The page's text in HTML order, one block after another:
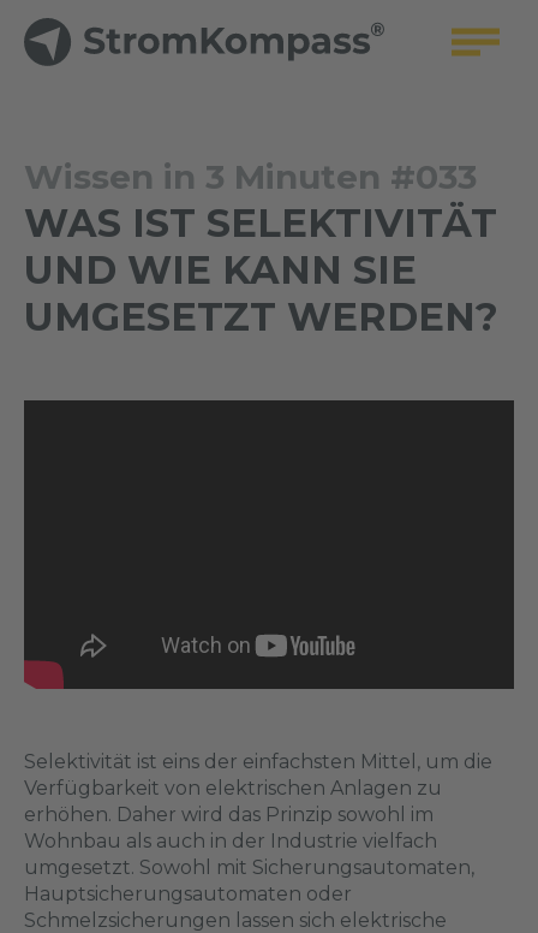
Wissen in 3 Minuten #033
WAS IST SELEKTIVITÄT
UND WIE KANN SIE
UMGESETZT WERDEN?
Selektivität ist eins der einfachsten Mittel, um die
Verfügbarkeit von elektrischen Anlagen zu
erhöhen. Daher wird das Prinzip sowohl im
Wohnbau als auch in der Industrie vielfach
umgesetzt. Sowohl mit Sicherungsautomaten,
Hauptsicherungsautomaten oder
Schmelzsicherungen lassen sich elektrische